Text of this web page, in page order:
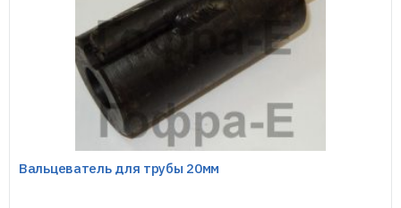
Вальцеватель для трубы 20мм